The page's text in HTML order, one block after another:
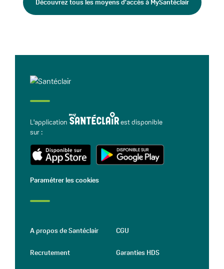
Découvrez tous les moyens d'accès à MySantéclair
L'application
est disponible
sur :
Paramétrer les cookies
A propos de Santéclair
Recrutement
CGU
Garanties HDS